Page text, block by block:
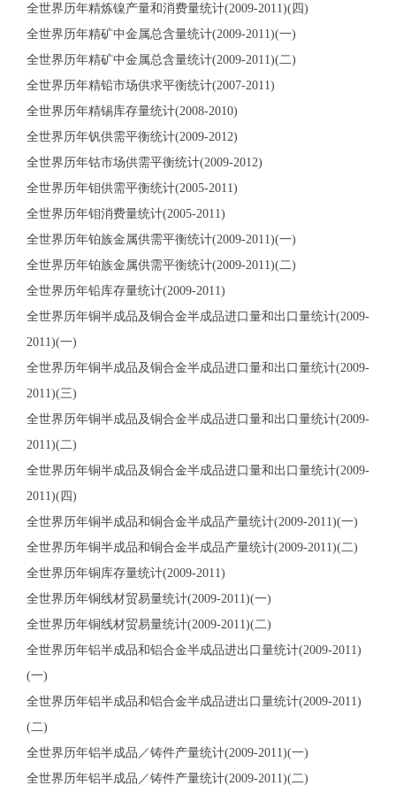
全世界历年精炼镍产量和消费量统计(2009-2011)(四)
全世界历年精矿中金属总含量统计(2009-2011)(一)
全世界历年精矿中金属总含量统计(2009-2011)(二)
全世界历年精铅市场供求平衡统计(2007-2011)
全世界历年精锡库存量统计(2008-2010)
全世界历年钒供需平衡统计(2009-2012)
全世界历年钴市场供需平衡统计(2009-2012)
全世界历年钼供需平衡统计(2005-2011)
全世界历年钼消费量统计(2005-2011)
全世界历年铂族金属供需平衡统计(2009-2011)(一)
全世界历年铂族金属供需平衡统计(2009-2011)(二)
全世界历年铅库存量统计(2009-2011)
全世界历年铜半成品及铜合金半成品进口量和出口量统计(2009-
2011)(一)
全世界历年铜半成品及铜合金半成品进口量和出口量统计(2009-
2011)(三)
全世界历年铜半成品及铜合金半成品进口量和出口量统计(2009-
2011)(二)
全世界历年铜半成品及铜合金半成品进口量和出口量统计(2009-
2011)(四)
全世界历年铜半成品和铜合金半成品产量统计(2009-2011)(一)
全世界历年铜半成品和铜合金半成品产量统计(2009-2011)(二)
全世界历年铜库存量统计(2009-2011)
全世界历年铜线材贸易量统计(2009-2011)(一)
全世界历年铜线材贸易量统计(2009-2011)(二)
全世界历年铝半成品和铝合金半成品进出口量统计(2009-2011)
(一)
全世界历年铝半成品和铝合金半成品进出口量统计(2009-2011)
(二)
全世界历年铝半成品／铸件产量统计(2009-2011)(一)
全世界历年铝半成品／铸件产量统计(2009-2011)(二)